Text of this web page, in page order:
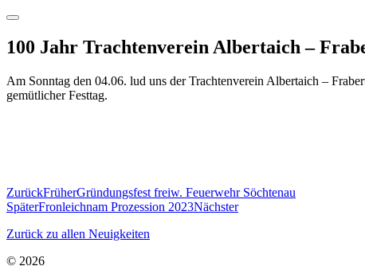
100 Jahr Trachtenverein Albertaich –
Am Sonntag den 04.06. lud uns der Trachtenverein Albertaich –
gemütlicher Festtag.
ZurückFrüherGründungsfest freiw. Feuerwehr Söchtenau
SpäterFronleichnam Prozession 2023Nächster
Zurück zu allen Neuigkeiten
© 2026